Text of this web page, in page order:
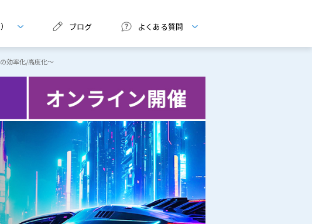
ブログ よくある質問
効率化/高度化～